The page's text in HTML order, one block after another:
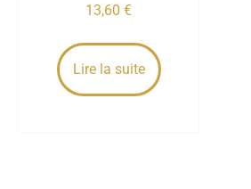
13,60 €
Lire la suite